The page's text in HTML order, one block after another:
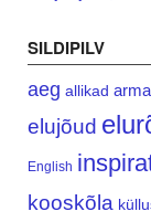
SILDIPILV
aeg allikad
elujõud
English
kooskõla